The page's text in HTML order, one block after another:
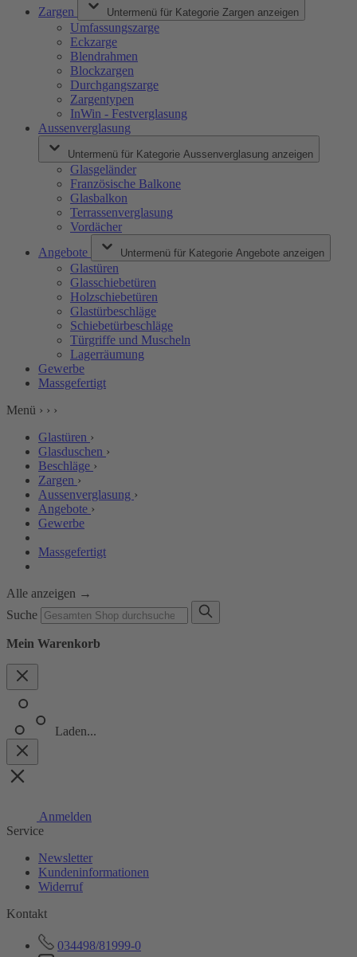
Zargen
Untermenü für Kategorie Zargen anzeigen
Umfassungszarge
Eckzarge
Blendrahmen
Blockzargen
Durchgangszarge
Zargentypen
InWin - Festverglasung
Aussenverglasung
Untermenü für Kategorie Aussenverglasung anzeigen
Glasgeländer
Französische Balkone
Glasbalkon
Terrassenverglasung
Vordächer
Angebote
Untermenü für Kategorie Angebote anzeigen
Glastüren
Glasschiebetüren
Holzschiebetüren
Glastürbeschläge
Schiebetürbeschläge
Türgriffe und Muscheln
Lagerräumung
Gewerbe
Massgefertigt
Menü › › ›
Glastüren ›
Glasduschen ›
Beschläge ›
Zargen ›
Aussenverglasung ›
Angebote ›
Gewerbe
Massgefertigt
Alle anzeigen →
Suche
Mein Warenkorb
Laden...
Anmelden
Service
Newsletter
Kundeninformationen
Widerruf
Kontakt
034498/81999-0